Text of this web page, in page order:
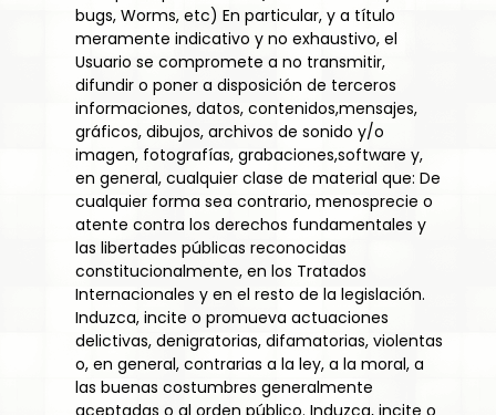
bugs, Worms, etc) En particular, y a título
meramente indicativo y no exhaustivo, el
Usuario se compromete a no transmitir,
difundir o poner a disposición de terceros
informaciones, datos, contenidos,mensajes,
gráficos, dibujos, archivos de sonido y/o
imagen, fotografías, grabaciones,software y,
en general, cualquier clase de material que: De
cualquier forma sea contrario, menosprecie o
atente contra los derechos fundamentales y
las libertades públicas reconocidas
constitucionalmente, en los Tratados
Internacionales y en el resto de la legislación.
Induzca, incite o promueva actuaciones
delictivas, denigratorias, difamatorias, violentas
o, en general, contrarias a la ley, a la moral, a
las buenas costumbres generalmente
aceptadas o al orden público. Induzca, incite o